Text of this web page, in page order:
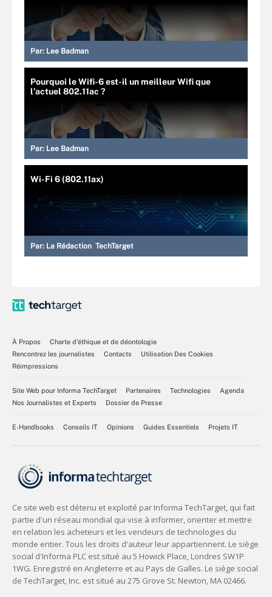
Par: Lee Badman
Pourquoi le Wifi-6 est-il un meilleur Wifi que
l’actuel 802.11ac ?
Par: Lee Badman
Wi-Fi 6 (802.11ax)
Par: La Rédaction TechTarget
À Propos
Charte d’éthique et de déontologie
Rencontrez les journalistes
Contacts
Utilisation Des Cookies
Réimpressions
Site Web pour Informa TechTarget Partenaires Technologies
Agenda
Nos Journalistes et Experts
Dossier de Presse
E-Handbooks Conseils IT Opinions Guides Essentiels Projets IT